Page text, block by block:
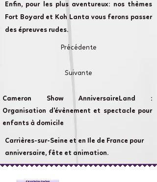
Enfin, pour les plus aventureux: nos thèmes
Fort Boyard et Koh Lanta vous ferons passer
des épreuves rudes.
Précédente
Suivante
Cameron Show AnniversaireLand :
Organisation d'évènement et spectacle pour
enfants à domicile
Carrières-sur-Seine et en Ile de France pour
anniversaire, fête et animation.